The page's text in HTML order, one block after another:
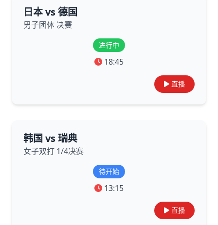
日本 vs 德国
男子团体 决赛
进行中
18:45
直播
韩国 vs 瑞典
女子双打 1/4决赛
待开始
13:15
直播